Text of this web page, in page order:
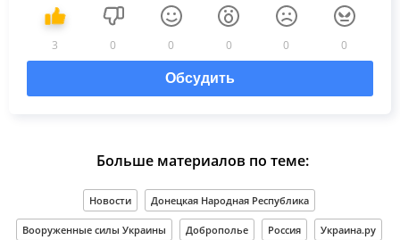
3 0 0 0 0 0
Обсудить
Больше материалов по теме:
Новости Донецкая Народная Республика
Вооруженные силы Украины Доброполье Россия Украина.ру